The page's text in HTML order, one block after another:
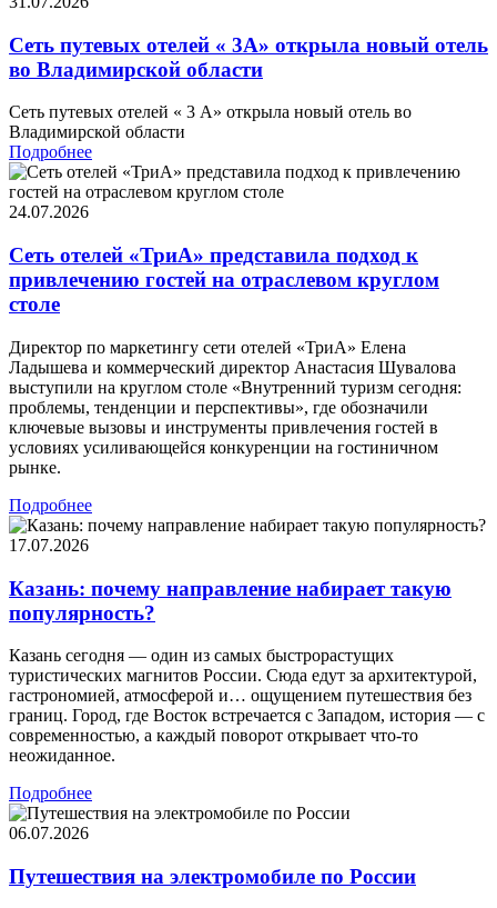
Сеть путевых отелей « 3А» открыла новый отель
во Владимирской области
Сеть путевых отелей « 3 А» открыла новый отель во
Владимирской области
Подробнее
24.07.2026
Сеть отелей «ТриА» представила подход к
привлечению гостей на отраслевом круглом
столе
Директор по маркетингу сети отелей «ТриА» Елена
Ладышева и коммерческий директор Анастасия Шувалова
выступили на круглом столе «Внутренний туризм сегодня:
проблемы, тенденции и перспективы», где обозначили
ключевые вызовы и инструменты привлечения гостей в
условиях усиливающейся конкуренции на гостиничном
рынке.
Подробнее
17.07.2026
Казань: почему направление набирает такую
популярность?
Казань сегодня — один из самых быстрорастущих
туристических магнитов России. Сюда едут за архитектурой,
гастрономией, атмосферой и… ощущением путешествия без
границ. Город, где Восток встречается с Западом, история — с
современностью, а каждый поворот открывает что-то
неожиданное.
Подробнее
06.07.2026
Путешествия на электромобиле по России